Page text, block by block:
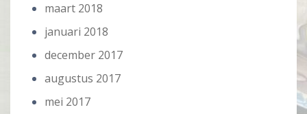
maart 2018
januari 2018
december 2017
augustus 2017
mei 2017